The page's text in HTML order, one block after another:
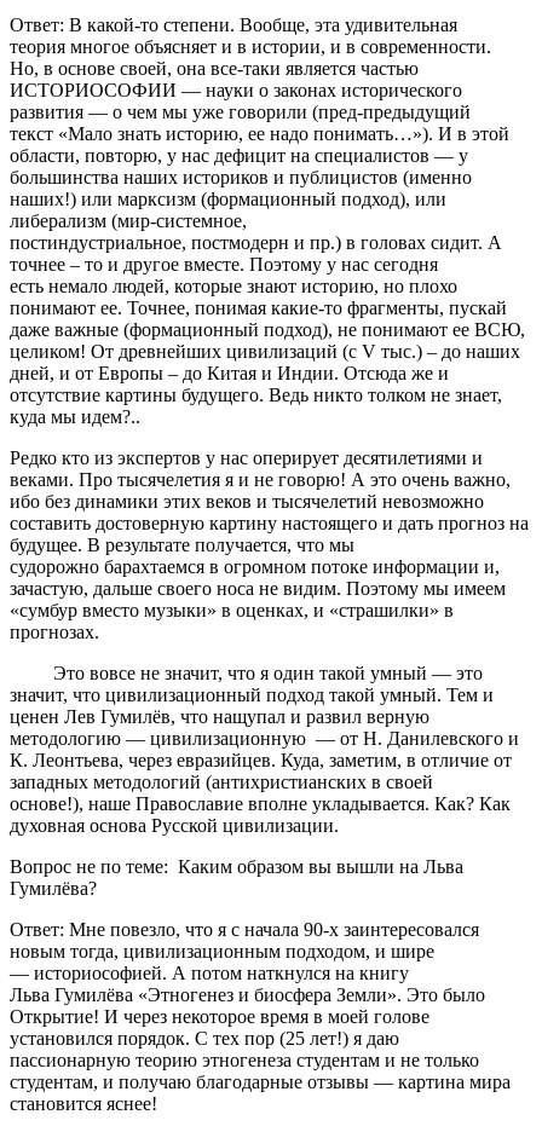
Ответ: В какой-то степени. Вообще, эта удивительная
теория многое объясняет и в истории, и в современности.
Но, в основе своей, она все-таки является частью
ИСТОРИОСОФИИ — науки о законах исторического
развития — о чем мы уже говорили (пред-предыдущий
текст «Мало знать историю, ее надо понимать…»). И в этой
области, повторю, у нас дефицит на специалистов — у
большинства наших историков и публицистов (именно
наших!) или марксизм (формационный подход), или
либерализм (мир-системное,
постиндустриальное, постмодерн и пр.) в головах сидит. А
точнее – то и другое вместе. Поэтому у нас сегодня
есть немало людей, которые знают историю, но плохо
понимают ее. Точнее, понимая какие-то фрагменты, пускай
даже важные (формационный подход), не понимают ее ВСЮ,
целиком! От древнейших цивилизаций (с V тыс.) – до наших
дней, и от Европы – до Китая и Индии. Отсюда же и
отсутствие картины будущего. Ведь никто толком не знает,
куда мы идем?..
Редко кто из экспертов у нас оперирует десятилетиями и
веками. Про тысячелетия я и не говорю! А это очень важно,
ибо без динамики этих веков и тысячелетий невозможно
составить достоверную картину настоящего и дать прогноз на
будущее. В результате получается, что мы
судорожно барахтаемся в огромном потоке информации и,
зачастую, дальше своего носа не видим. Поэтому мы имеем
«сумбур вместо музыки» в оценках, и «страшилки» в
прогнозах.
Это вовсе не значит, что я один такой умный — это
значит, что цивилизационный подход такой умный. Тем и
ценен Лев Гумилёв, что нащупал и развил верную
методологию — цивилизационную — от Н. Данилевского и
К. Леонтьева, через евразийцев. Куда, заметим, в отличие от
западных методологий (антихристианских в своей
основе!), наше Православие вполне укладывается. Как? Как
духовная основа Русской цивилизации.
Вопрос не по теме: Каким образом вы вышли на Льва
Гумилёва?
Ответ: Мне повезло, что я с начала 90-х заинтересовался
новым тогда, цивилизационным подходом, и шире
— историософией. А потом наткнулся на книгу
Льва Гумилёва «Этногенез и биосфера Земли». Это было
Открытие! И через некоторое время в моей голове
установился порядок. С тех пор (25 лет!) я даю
пассионарную теорию этногенеза студентам и не только
студентам, и получаю благодарные отзывы — картина мира
становится яснее!